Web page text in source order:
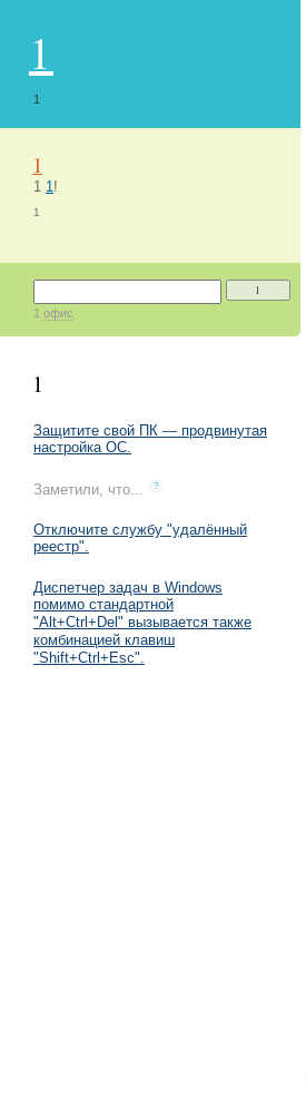
1
1
1
1 1!
1
1
1 офис
1
Защитите свой ПК — продвинутая
настройка ОС.
Заметили, что... ?
Отключите службу "удалённый
реестр".
Диспетчер задач в Windows
помимо стандартной
"Alt+Ctrl+Del" вызывается также
комбинацией клавиш
"Shift+Ctrl+Esc".